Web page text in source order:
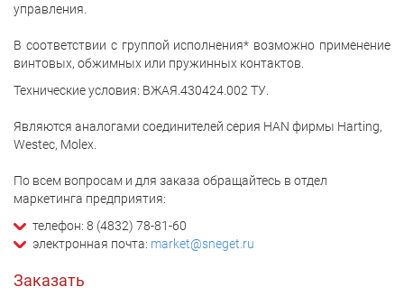
управления.
В соответствии с группой исполнения* возможно применение
винтовых, обжимных или пружинных контактов.
Технические условия: ВЖАЯ.430424.002 ТУ.
Являются аналогами соединителей серия HAN фирмы Harting,
Westec, Molex.
По всем вопросам и для заказа обращайтесь в отдел
маркетинга предприятия:
телефон: 8 (4832) 78-81-60
электронная почта: market@sneget.ru
Заказать